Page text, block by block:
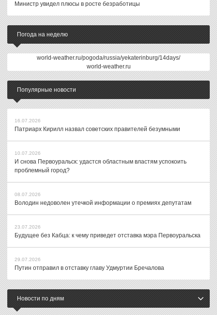
Министр увидел плюсы в росте безработицы
Погода на неделю
world-weather.ru/pogoda/russia/yekaterinburg/14days/
world-weather.ru
Популярные новости
16.07.2026
Патриарх Кирилл назвал советских правителей безумными
10.07.2026
И снова Первоуральск: удастся областным властям успокоить
проблемный город?
08.07.2026
Володин недоволен утечкой информации о премиях депутатам
23.07.2026
Будущее без Кабца: к чему приведет отставка мэра Первоуральска
29.07.2026
Путин отправил в отставку главу Удмуртии Бречалова
Новости по дням